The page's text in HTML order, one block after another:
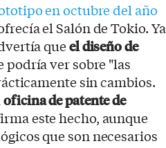
en octubre del año
el Salón de Tokio. Ya
queel diseño de
ver sobre "las
sin cambios.
oficina de patente de
este hecho, aunque
que son necesarios